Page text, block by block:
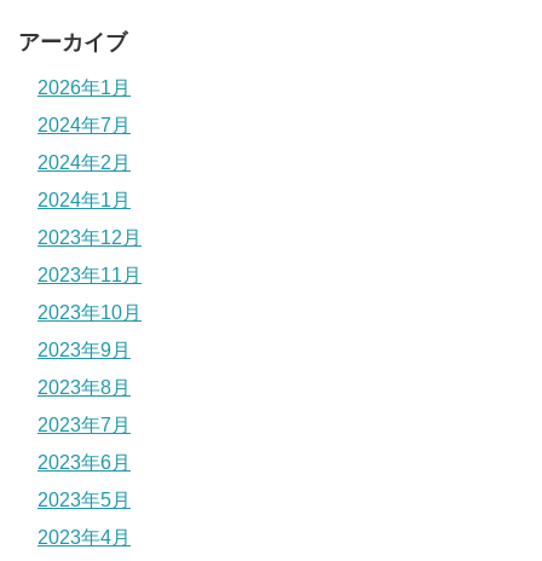
アーカイブ
2026年1月
2024年7月
2024年2月
2024年1月
2023年12月
2023年11月
2023年10月
2023年9月
2023年8月
2023年7月
2023年6月
2023年5月
2023年4月